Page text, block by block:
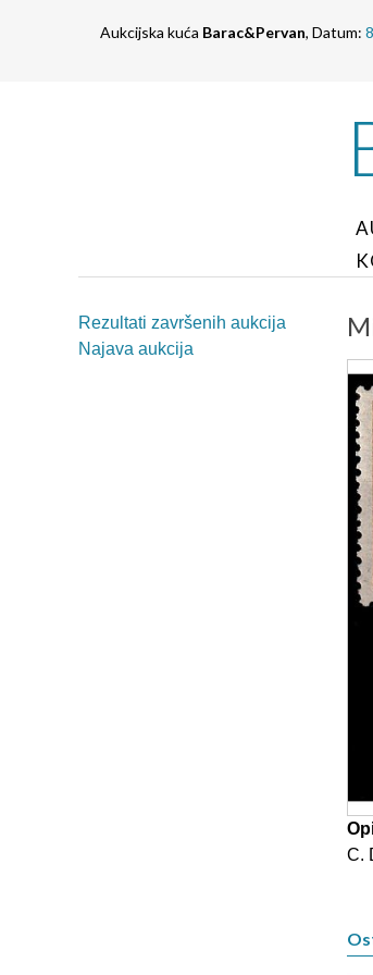
Aukcijska kuća Barac&Pervan, Datum:
Rezultati završenih aukcija
Najava aukcija
C.